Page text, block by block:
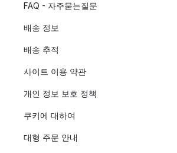
FAQ - 자주묻는질문
배송 정보
배송 추적
사이트 이용 약관
개인 정보 보호 정책
쿠키에 대하여
대형 주문 안내